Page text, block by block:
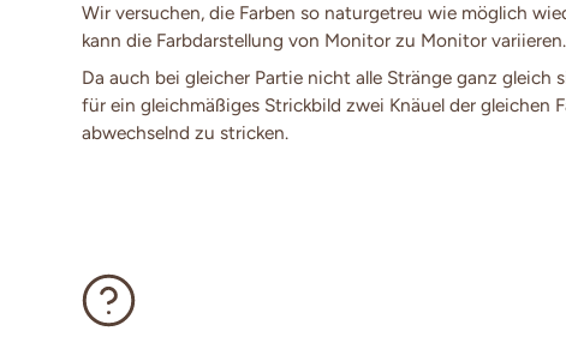
Wir versuchen, die Farben so naturgetreu wie möglich
kann die Farbdarstellung von Monitor zu Monitor variieren.
Da auch bei gleicher Partie nicht alle Stränge ganz gleich
für ein gleichmäßiges Strickbild zwei Knäuel der gleichen
abwechselnd zu stricken.